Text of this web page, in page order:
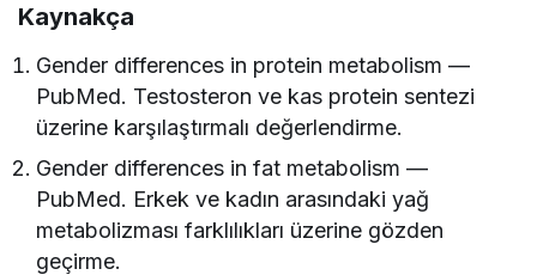
Kaynakça
Gender differences in protein metabolism —
PubMed. Testosteron ve kas protein sentezi
üzerine karşılaştırmalı değerlendirme.
Gender differences in fat metabolism —
PubMed. Erkek ve kadın arasındaki yağ
metabolizması farklılıkları üzerine gözden
geçirme.